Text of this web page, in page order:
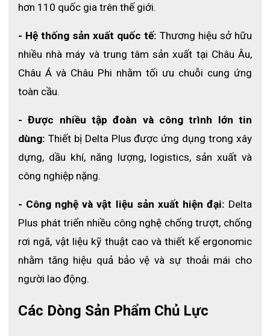
tổn thương lâu dài.
Gia cố TPR chống va đập mu bàn tay
Phần mu bàn tay được bổ sung lớp nhựa nhiệt dẻo
(TPR) giúp bảo vệ khỏi va đập, vật rơi hoặc các tác động
mạnh trong môi trường làm việc nặng.
Chất liệu an toàn, không gây kích ứng
Thiết kế công thái học, cầm nắm chắc chắn
tự nhiên giúp tăng độ bám và cảm giác cầm nắm.
hơn 110 quốc gia trên thế giới.
- Hệ thống sản xuất quốc tế: Thương hiệu sở hữu
nhiều nhà máy và trung tâm sản xuất tại Châu Âu,
Châu Á và Châu Phi nhằm tối ưu chuỗi cung ứng
toàn cầu.
- Được nhiều tập đoàn và công trình lớn tin
dùng: Thiết bị Delta Plus được ứng dụng trong xây
dựng, dầu khí, năng lượng, logistics, sản xuất và
công nghiệp nặng.
- Công nghệ và vật liệu sản xuất hiện đại: Delta
Plus phát triển nhiều công nghệ chống trượt, chống
rơi ngã, vật liệu kỹ thuật cao và thiết kế ergonomic
nhằm tăng hiệu quả bảo vệ và sự thoải mái cho
người lao động.
Các Dòng Sản Phẩm Chủ Lực